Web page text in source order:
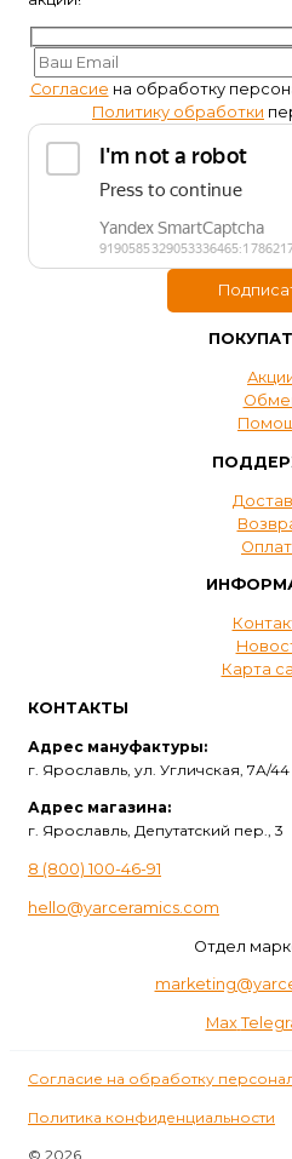
Согласие на обработку
Политику обработки
Карта
КОНТАКТЫ
Адрес мануфактуры:
г. Ярославль, ул. Угличская, 7А/44
Адрес магазина:
г. Ярославль, Депутатский пер., 3
8 (800) 100-46-91
hello@yarceramics.com
Отдел
Max
Согласие на обработку
Политика конфиденциальности
© 2026